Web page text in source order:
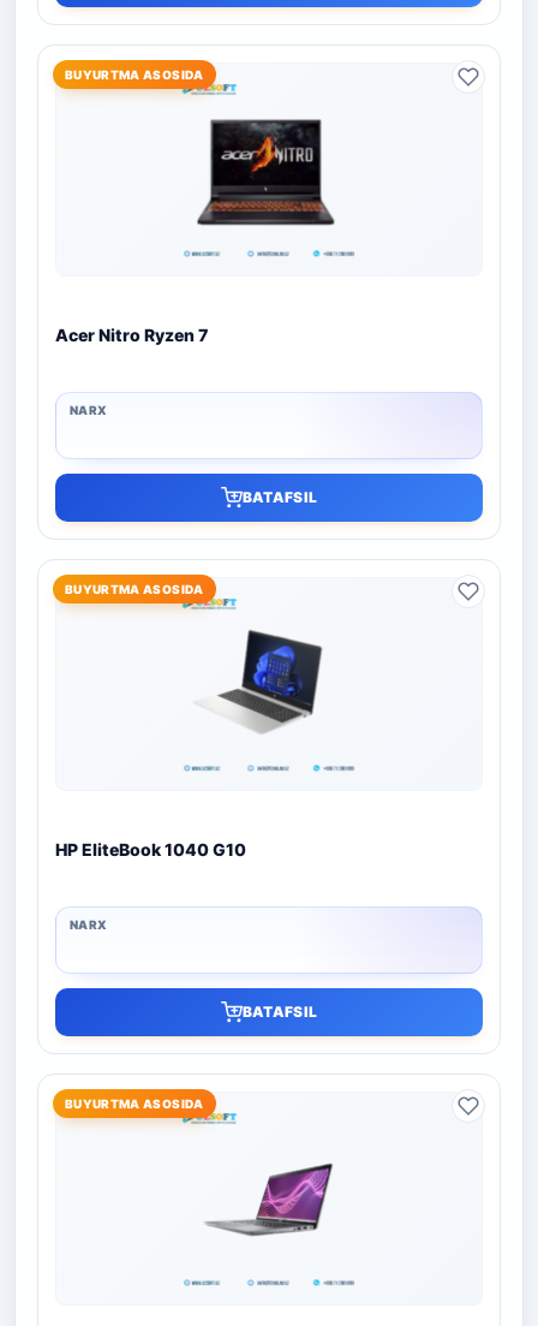
BUYURTMA ASOSIDA
Acer Nitro Ryzen 7
BATAFSIL
BUYURTMA ASOSIDA
HP EliteBook 1040 G10
BATAFSIL
BUYURTMA ASOSIDA